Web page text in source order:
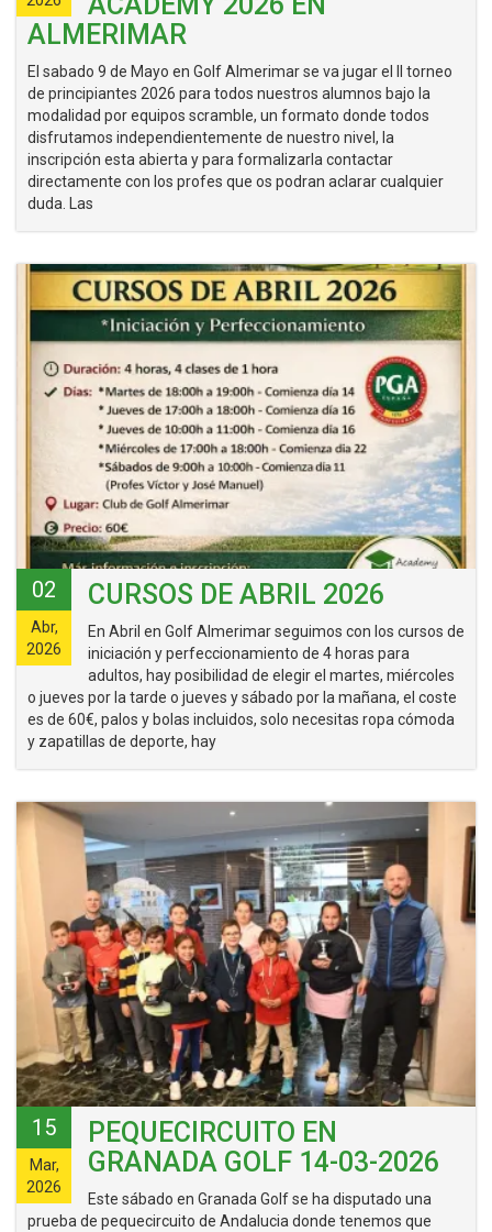
ALMERIMAR
El sabado 9 de Mayo en Golf Almerimar se va jugar el II torneo
de principiantes 2026 para todos nuestros alumnos bajo la
modalidad por equipos scramble, un formato donde todos
disfrutamos independientemente de nuestro nivel, la
inscripción esta abierta y para formalizarla contactar
directamente con los profes que os podran aclarar cualquier
duda. Las
02
Abr,
2026
CURSOS DE ABRIL 2026
En Abril en Golf Almerimar seguimos con los cursos de
iniciación y perfeccionamiento de 4 horas para
adultos, hay posibilidad de elegir el martes, miércoles
o jueves por la tarde o jueves y sábado por la mañana, el coste
es de 60€, palos y bolas incluidos, solo necesitas ropa cómoda
y zapatillas de deporte, hay
15
Mar,
2026
PEQUECIRCUITO EN
GRANADA GOLF 14-03-2026
Este sábado en Granada Golf se ha disputado una
prueba de pequecircuito de Andalucia donde tenemos que